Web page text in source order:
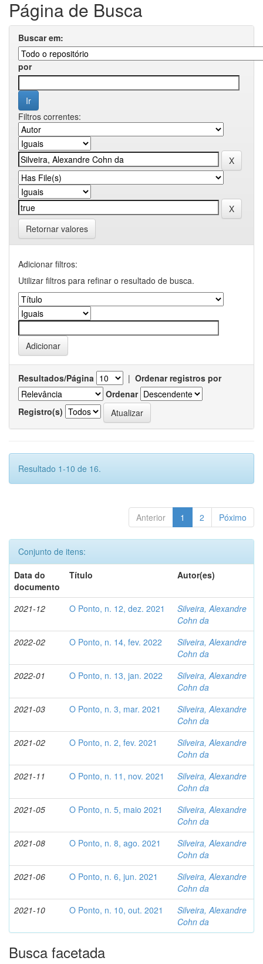
Página de Busca
Buscar em:
por
Filtros correntes:
Retornar valores
Adicionar filtros:
Utilizar filtros para refinar o resultado de busca.
Resultados/Página | Ordenar registros por
Ordenar
Registro(s)
Resultado 1-10 de 16.
Anterior 1 2 Póximo
Conjunto de itens:
Data do
documento
Título Autor(es)
2021-12 O Ponto, n. 12, dez. 2021
Silveira, Alexandre
Cohn da
2022-02
O Ponto, n. 14, fev. 2022
Silveira, Alexandre
Cohn da
2022-01
O Ponto, n. 13, jan. 2022
Silveira, Alexandre
Cohn da
2021-03
O Ponto, n. 3, mar. 2021
Silveira, Alexandre
Cohn da
2021-02
O Ponto, n. 2, fev. 2021
Silveira, Alexandre
Cohn da
2021-11
O Ponto, n. 11, nov. 2021
Silveira, Alexandre
Cohn da
2021-05
O Ponto, n. 5, maio 2021
Silveira, Alexandre
Cohn da
2021-08
O Ponto, n. 8, ago. 2021
Silveira, Alexandre
Cohn da
2021-06
O Ponto, n. 6, jun. 2021
Silveira, Alexandre
Cohn da
2021-10
O Ponto, n. 10, out. 2021
Silveira, Alexandre
Cohn da
Busca facetada